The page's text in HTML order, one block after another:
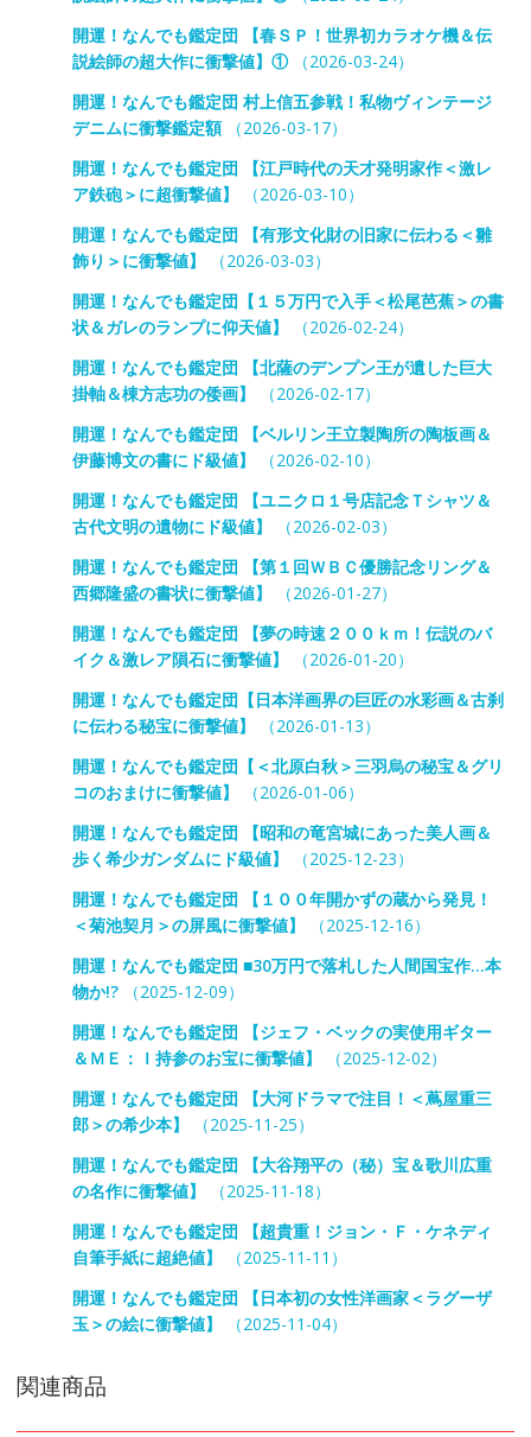
開運！なんでも鑑定団 【春ＳＰ！世界初カラオケ機＆伝
説絵師の超大作に衝撃値】①（2026-03-24）
開運！なんでも鑑定団 村上信五参戦！私物ヴィンテージ
デニムに衝撃鑑定額（2026-03-17）
開運！なんでも鑑定団 【江戸時代の天才発明家作＜激レ
ア鉄砲＞に超衝撃値】
（2026-03-10）
開運！なんでも鑑定団 【有形文化財の旧家に伝わる＜雛
飾り＞に衝撃値】
（2026-03-03）
開運！なんでも鑑定団【１５万円で入手＜松尾芭蕉＞の書
状＆ガレのランプに仰天値】
（2026-02-24）
開運！なんでも鑑定団 【北薩のデンプン王が遺した巨大
掛軸＆棟方志功の倭画】
（2026-02-17）
開運！なんでも鑑定団 【ベルリン王立製陶所の陶板画＆
伊藤博文の書にド級値】
（2026-02-10）
開運！なんでも鑑定団 【ユニクロ１号店記念Ｔシャツ＆
古代文明の遺物にド級値】
（2026-02-03）
開運！なんでも鑑定団 【第１回ＷＢＣ優勝記念リング＆
西郷隆盛の書状に衝撃値】
（2026-01-27）
開運！なんでも鑑定団 【夢の時速２００ｋｍ！伝説のバ
イク＆激レア隕石に衝撃値】
（2026-01-20）
開運！なんでも鑑定団【日本洋画界の巨匠の水彩画＆古刹
に伝わる秘宝に衝撃値】
（2026-01-13）
開運！なんでも鑑定団【＜北原白秋＞三羽烏の秘宝＆グリ
コのおまけに衝撃値】
（2026-01-06）
開運！なんでも鑑定団 【昭和の竜宮城にあった美人画＆
歩く希少ガンダムにド級値】
（2025-12-23）
開運！なんでも鑑定団 【１００年開かずの蔵から発見！
＜菊池契月＞の屏風に衝撃値】
（2025-12-16）
開運！なんでも鑑定団 ■30万円で落札した人間国宝作…本
物か!?（2025-12-09）
開運！なんでも鑑定団 【ジェフ・ベックの実使用ギター
＆ＭＥ：Ｉ持参のお宝に衝撃値】
（2025-12-02）
開運！なんでも鑑定団 【大河ドラマで注目！＜蔦屋重三
郎＞の希少本】
（2025-11-25）
開運！なんでも鑑定団 【大谷翔平の（秘）宝＆歌川広重
の名作に衝撃値】
（2025-11-18）
開運！なんでも鑑定団 【超貴重！ジョン・Ｆ・ケネディ
自筆手紙に超絶値】
（2025-11-11）
開運！なんでも鑑定団 【日本初の女性洋画家＜ラグーザ
玉＞の絵に衝撃値】
（2025-11-04）
関連商品